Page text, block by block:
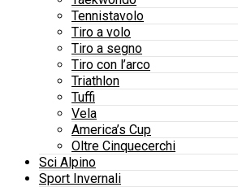
Tennistavolo
Tiro a volo
Tiro a segno
Tiro con l’arco
Triathlon
Tuffi
Vela
America’s Cup
Oltre Cinquecerchi
Sci Alpino
Sport Invernali